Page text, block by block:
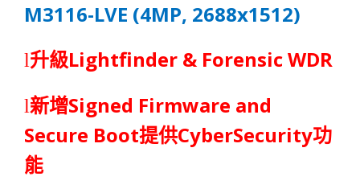
M3116-LVE (4MP, 2688x1512)
l升級Lightfinder & Forensic WDR
l新增Signed Firmware and
Secure Boot提供CyberSecurity功
能